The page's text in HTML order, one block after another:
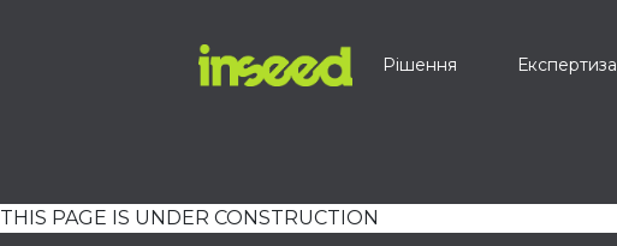
Рішення Експертиза
THIS PAGE IS UNDER CONSTRUCTION